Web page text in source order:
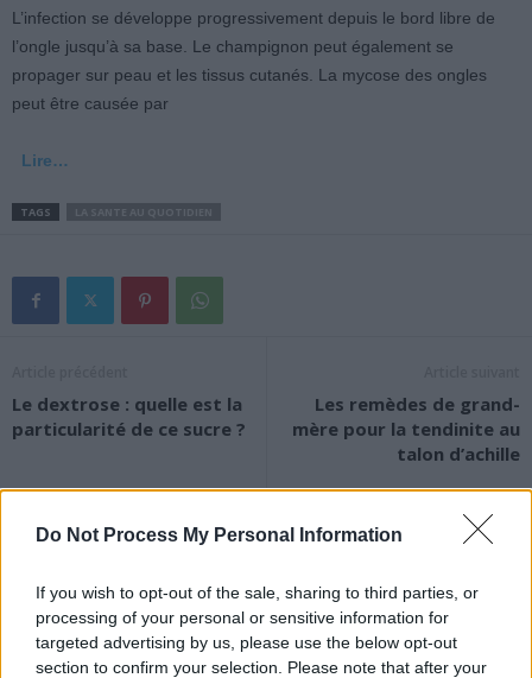
Do Not Process My Personal Information
If you wish to opt-out of the sale, sharing to third parties, or
processing of your personal or sensitive information for
targeted advertising by us, please use the below opt-out
section to confirm your selection. Please note that after your
L’infection se développe progressivement depuis le bord libre de
l’ongle jusqu’à sa base. Le champignon peut également se
propager sur peau et les tissus cutanés. La mycose des ongles
peut être causée par
Lire…
TAGS
Le dextrose : quelle est la
particularité de ce sucre ?
Les remèdes de grand-
mère pour la tendinite au
talon d’achille
News Santé
https://news-sante.fr